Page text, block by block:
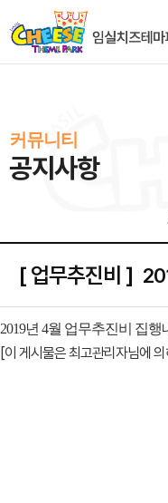
커뮤니티
공지사항
[ 업무추진비 ]
2019년 4월 업무추진비 집행
[이 게시물은 최고관리자님에